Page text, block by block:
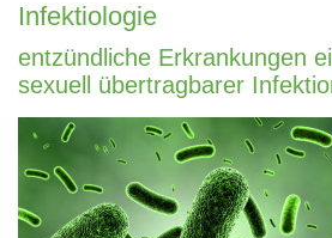
Infektiologie
entzündliche Erkrankungen
sexuell übertragbarer